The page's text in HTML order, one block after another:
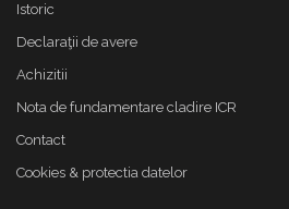
Istoric
Declaraţii de avere
Achizitii
Nota de fundamentare cladire ICR
Contact
Cookies & protectia datelor